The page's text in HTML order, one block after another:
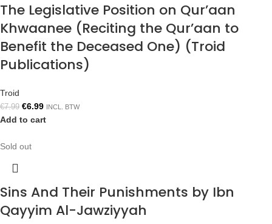
The Legislative Position on Qur’aan
Khwaanee (Reciting the Qur’aan to
Benefit the Deceased One) (Troid
Publications)
Troid
€7.99 €6.99 INCL. BTW
Add to cart
Sold out
Sins And Their Punishments by Ibn
Qayyim Al-Jawziyyah